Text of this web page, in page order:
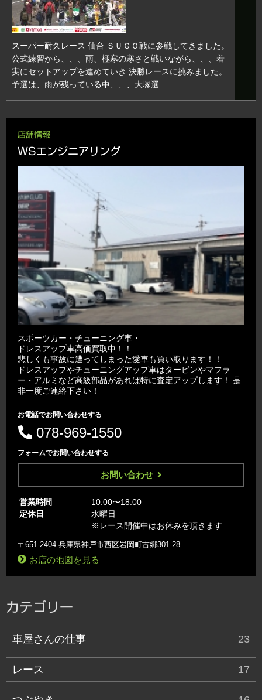
スーパー耐久レース 仙台 ＳＵＧＯ戦に参戦してきました。
公式練習から、、、雨、極寒の寒さと戦いながら、、、着
実にセットアップを進めていき 決勝レースに挑みました。
予選は、雨が残っている中、、、大塚選...
店舗情報
WSエンジニアリング
スポーツカー・チューニング車・
ドレスアップ車高価買取中！！
悲しくも事故に遭ってしまった愛車も買い取ります！！
ドレスアップやチューニングアップ車はタービンやマフラ
ー・アルミなど高級部品があれば特に査定アップします！ 是
非一度ご連絡下さい！
お電話でお問い合わせする
078-969-1550
フォームでお問い合わせする
お問い合わせ
営業時間
10:00〜18:00
定休日
水曜日
※レース開催中はお休みを頂きます
〒651-2404 兵庫県神戸市西区岩岡町古郷301-28
お店の地図を見る
カテゴリー
車屋さんの仕事 23
レース 17